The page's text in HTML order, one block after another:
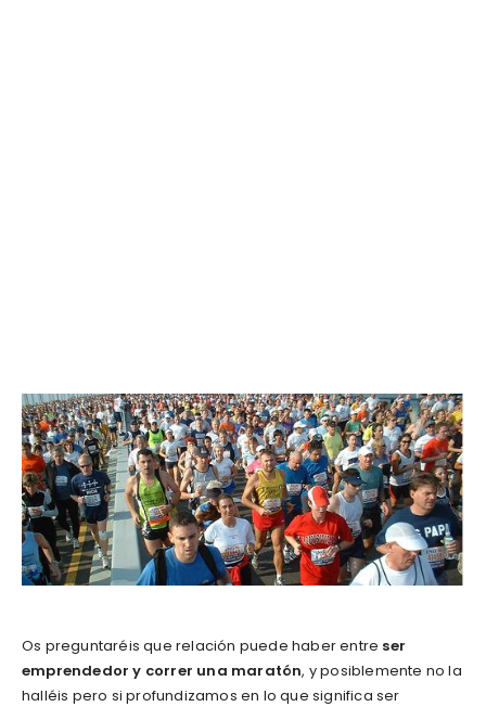
Os preguntaréis que relación puede haber entre ser
emprendedor y correr una maratón, y posiblemente no la
halléis pero si profundizamos en lo que significa ser